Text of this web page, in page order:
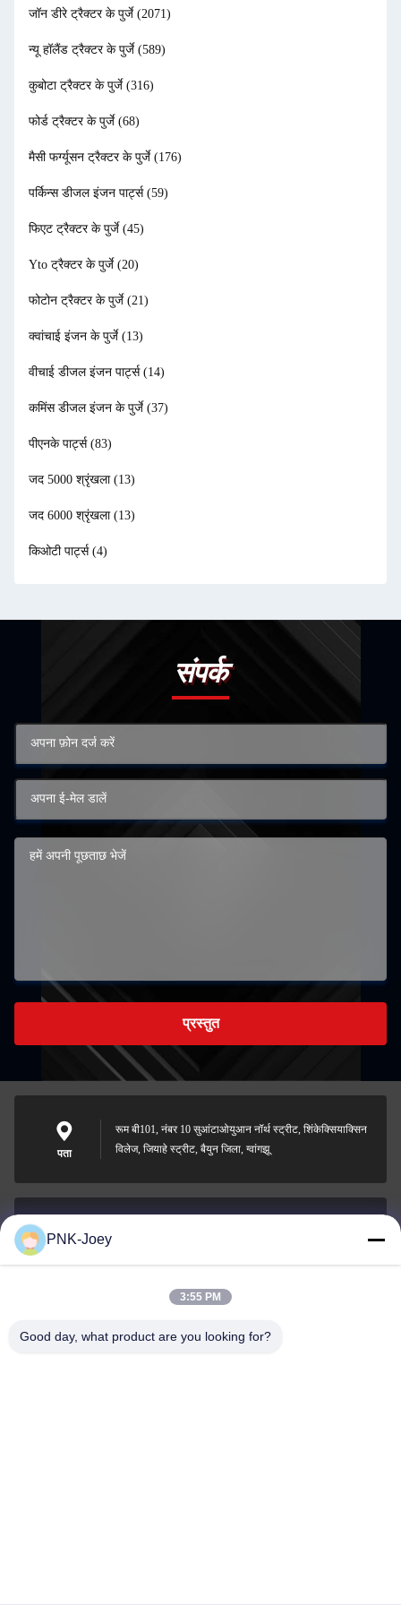
जॉन डीरे ट्रैक्टर के पुर्जे (2071)
न्यू हॉलैंड ट्रैक्टर के पुर्जे (589)
कुबोटा ट्रैक्टर के पुर्जे (316)
फोर्ड ट्रैक्टर के पुर्जे (68)
मैसी फर्ग्यूसन ट्रैक्टर के पुर्जे (176)
पर्किन्स डीजल इंजन पार्ट्स (59)
फिएट ट्रैक्टर के पुर्जे (45)
Yto ट्रैक्टर के पुर्जे (20)
फोटोन ट्रैक्टर के पुर्जे (21)
क्वांचाई इंजन के पुर्जे (13)
वीचाई डीजल इंजन पार्ट्स (14)
कमिंस डीजल इंजन के पुर्जे (37)
पीएनके पार्ट्स (83)
जद 5000 श्रृंखला (13)
जद 6000 श्रृंखला (13)
किओटी पार्ट्स (4)
संपर्क
प्रस्तुत
पता
रूम बी101, नंबर 10 सुआंटाओयुआन नॉर्थ स्ट्रीट, शिंकेक्सियाक्सिन
विलेज, जियाहे स्ट्रीट, बैयुन जिला, ग्वांगझू
008613580404923
PNK-Joey
3:55 PM
Good day, what product are you looking for?